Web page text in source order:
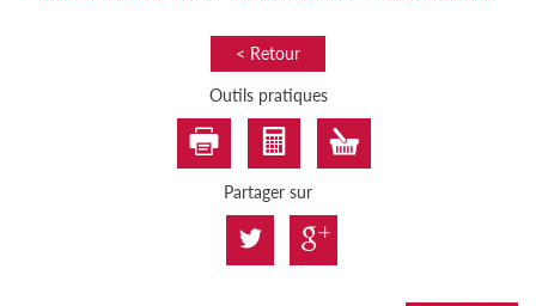
< Retour
Outils pratiques
Partager sur